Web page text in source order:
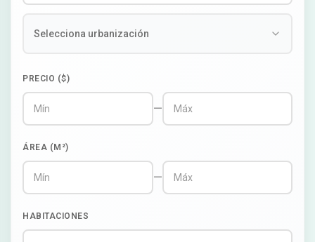
PRECIO ($)
—
ÁREA (M²)
—
HABITACIONES